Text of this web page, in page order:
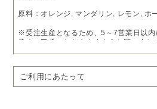
原料：オレンジ, マンダリン, レモン, ホ
※受注生産となるため、5～7営業日以内
予めご了承いただきますようお願い申し
ース液
ご利用にあたって